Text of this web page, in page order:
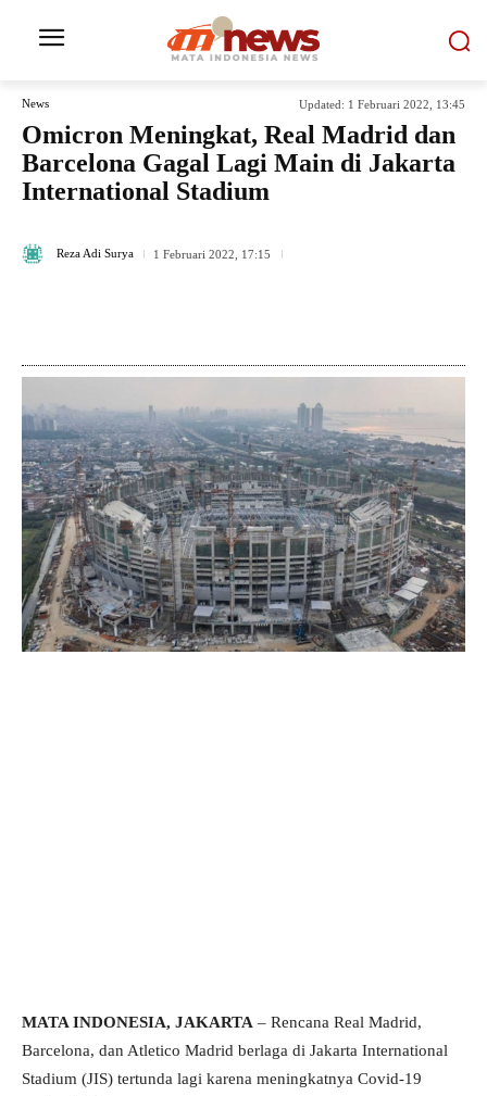
News Updated: 1 Februari 2022, 13:45
Omicron Meningkat, Real Madrid dan
Barcelona Gagal Lagi Main di Jakarta
International Stadium
Reza Adi Surya 1 Februari 2022, 17:15
MATA INDONESIA, JAKARTA – Rencana Real Madrid,
Barcelona, dan Atletico Madrid berlaga di Jakarta International
Stadium (JIS) tertunda lagi karena meningkatnya Covid-19